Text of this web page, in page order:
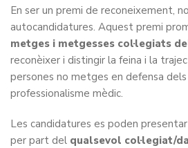
En ser un premi de reconeixement,
autocandidatures. Aquest premi
metges i metgesses col·legiats
reconèixer i distingir la feina i la
persones no metges en defensa
professionalisme mèdic.
Les candidatures es poden
per part del qualsevol col·legiat/